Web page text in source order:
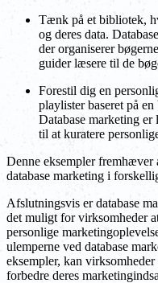
Tænk på et bibliotek,
og deres data.
der organiserer
guider læsere til de
Forestil dig en
playlister baseret på
Database marketing er
til at kuratere
Denne eksempler
database marketing i
Afslutningsvis er database
det muligt for virksomheder
personlige
ulemperne ved database
eksempler, kan
forbedre deres